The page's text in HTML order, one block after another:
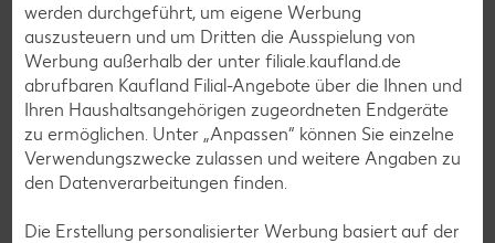
Geflügel-Rezepte
Lamm-Rezepte
Grill-Rezepte
Muffin-Rezepte
Apfelkuchen-Rezepte
Schokokuchen-Rezepte
werden durchgeführt, um eigene Werbung
auszusteuern und um Dritten die Ausspielung von
Werbung außerhalb der unter filiale.kaufland.de
abrufbaren Kaufland Filial-Angebote über die Ihnen und
Ihren Haushaltsangehörigen zugeordneten Endgeräte
zu ermöglichen. Unter „Anpassen“ können Sie einzelne
Verwendungszwecke zulassen und weitere Angaben zu
den Datenverarbeitungen finden.
Die Erstellung personalisierter Werbung basiert auf der